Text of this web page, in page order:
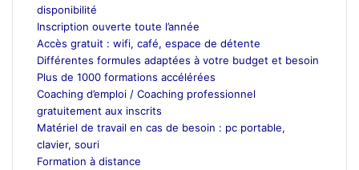
disponibilité
Inscription ouverte toute l’année
Accès gratuit : wifi, café, espace de détente
Différentes formules adaptées à votre budget et besoin
Plus de 1000 formations accélérées
Coaching d’emploi / Coaching professionnel
gratuitement aux inscrits
Matériel de travail en cas de besoin : pc portable,
clavier, souri
Formation à distance